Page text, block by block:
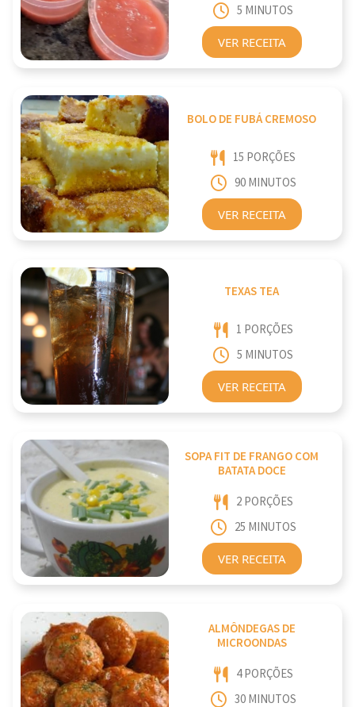
5 MINUTOS
VER RECEITA
BOLO DE FUBÁ CREMOSO
15 PORÇÕES
90 MINUTOS
VER RECEITA
TEXAS TEA
1 PORÇÕES
5 MINUTOS
VER RECEITA
SOPA FIT DE FRANGO COM
BATATA DOCE
2 PORÇÕES
25 MINUTOS
VER RECEITA
ALMÔNDEGAS DE
MICROONDAS
4 PORÇÕES
30 MINUTOS